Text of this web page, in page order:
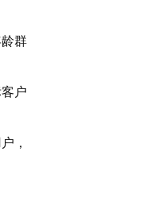
群
户
，